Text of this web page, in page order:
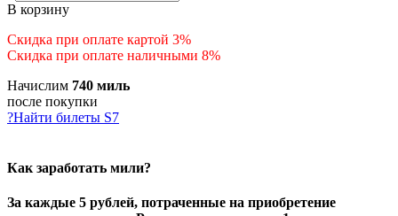
В корзину
Скидка при оплате картой 3%
Скидка при оплате наличными 8%
Начислим 740 миль
после покупки
?Найти билеты S7
Как заработать мили?
За каждые 5 рублей, потраченные на приобретение